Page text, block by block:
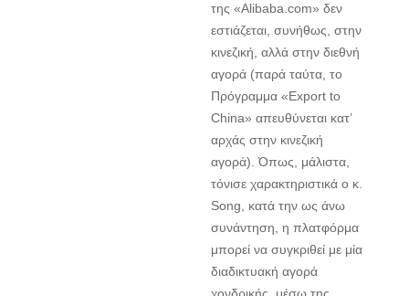
της «Alibaba.com» δεν
εστιάζεται, συνήθως, στην
κινεζική, αλλά στην διεθνή
αγορά (παρά ταύτα, το
Πρόγραμμα «Export to
China» απευθύνεται κατ’
αρχάς στην κινεζική
αγορά). Όπως, μάλιστα,
τόνισε χαρακτηριστικά ο κ.
Song, κατά την ως άνω
συνάντηση, η πλατφόρμα
μπορεί να συγκριθεί με μία
διαδικτυακή αγορά